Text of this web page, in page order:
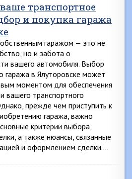
транспортное
и покупка гаража
гаражом — это не
но и забота о
вашего автомобиля. Выбор
гаража в Ялуторовске может
моментом для обеспечения
вашего транспортного
прежде чем приступить к
гаража, важно
критерии выбора,
а также нюансы, связанные
и оформлением сделки….